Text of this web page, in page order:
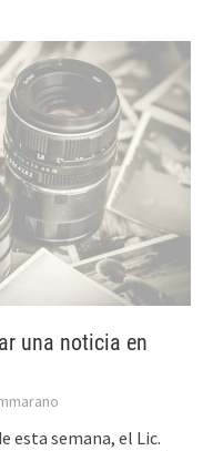
una noticia en
esta semana, el Lic.